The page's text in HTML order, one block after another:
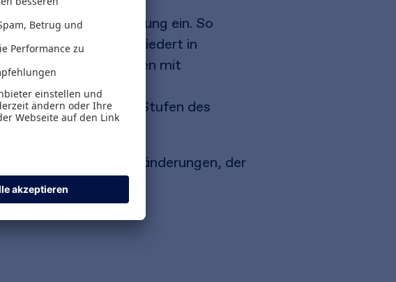
der Abgabenordnung ein. So
transparent. Gegliedert in
Arbeit sowie Aufgaben mit
bei der
für drei Stufen des
aller Gesetzesänderungen, der